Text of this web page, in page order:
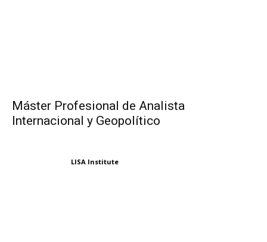
Máster Profesional de Analista
Internacional y Geopolítico
LISA Institute